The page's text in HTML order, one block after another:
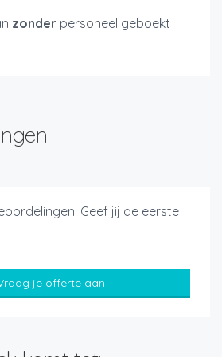
zonder personeel geboekt
Geef jij de eerste
je offerte aan